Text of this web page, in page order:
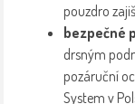
pouzdro
bezpečné
drsným
pozáruční
System v